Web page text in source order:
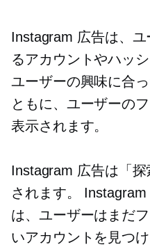
Instagram 広告は、
るアカウントやハッ
ユーザーの興味に合
ともに、ユーザーの
表示されます。
Instagram 広告は「
されます。
は、ユーザーはまだ
いアカウントを見つ